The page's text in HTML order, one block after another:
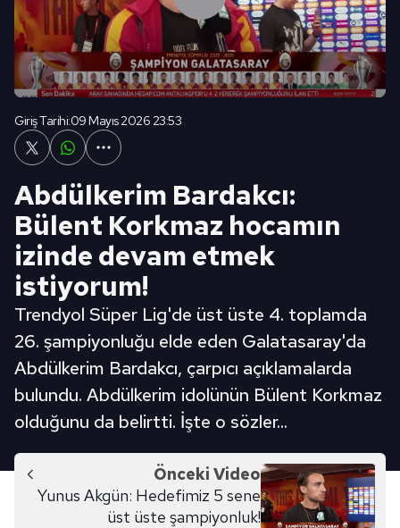
Giriş Tarihi:09 Mayıs 2026 23:53
Abdülkerim Bardakcı:
Bülent Korkmaz hocamın
izinde devam etmek
istiyorum!
Trendyol Süper Lig'de üst üste 4. toplamda
26. şampiyonluğu elde eden Galatasaray'da
Abdülkerim Bardakcı, çarpıcı açıklamalarda
bulundu. Abdülkerim idolünün Bülent Korkmaz
olduğunu da belirtti. İşte o sözler...
Önceki Video
Yunus Akgün: Hedefimiz 5 sene
üst üste şampiyonluk!